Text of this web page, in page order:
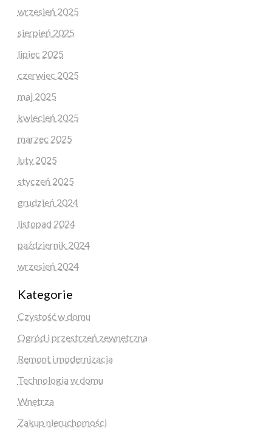
wrzesień 2025
sierpień 2025
lipiec 2025
czerwiec 2025
maj 2025
kwiecień 2025
marzec 2025
luty 2025
styczeń 2025
grudzień 2024
listopad 2024
październik 2024
wrzesień 2024
Kategorie
Czystość w domu
Ogród i przestrzeń zewnętrzna
Remont i modernizacja
Technologia w domu
Wnętrza
Zakup nieruchomości